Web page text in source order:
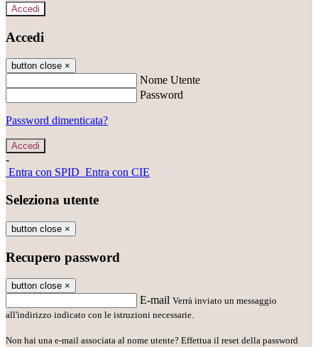
Accedi
Accedi
button close ×
Nome Utente
Password
Password dimenticata?
-
Entra con SPID Entra con CIE
Seleziona utente
button close ×
Recupero password
button close ×
E-mail Verrà inviato un messaggio
all'indirizzo indicato con le istruzioni necessarie.
Non hai una e-mail associata al nome utente? Effettua il reset della password